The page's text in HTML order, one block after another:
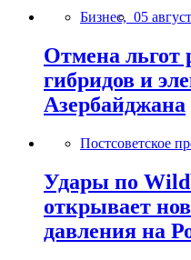
Бизнес, 05
Отмена льгот
гибридов и
Азербайджана
Постсоветское
Удары по
открывает
давления на